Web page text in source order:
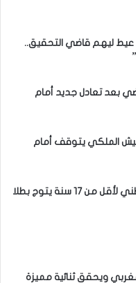
عيط ليهم قاضي التحقيق..
بعد تعادل جديد أمام
الملكي يتوقف أمام
على عرش شمال إفريقيا: المنتخب الوطني لأقل من 17 سنة يتوج بطلا
ويحقق ثنائية مميزة